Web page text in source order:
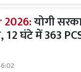
2026:योगी
घंटे में 363